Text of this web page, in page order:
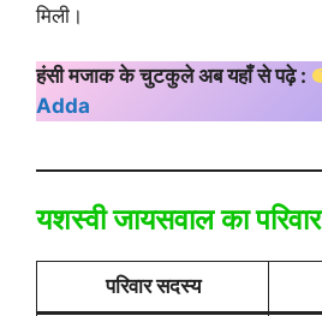
मिली।
हंसी मजाक के चुटकुले अब यहाँ से पढ़े :
Adda
यशस्वी जायसवाल का परिवार
परिवार सदस्य